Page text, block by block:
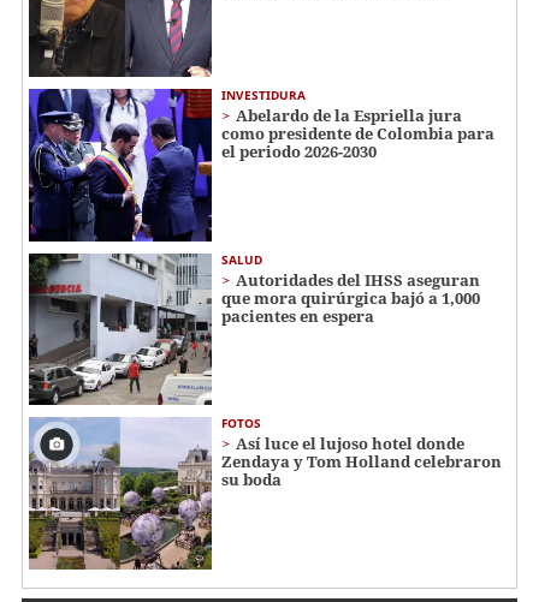
INVESTIDURA
Abelardo de la Espriella jura
como presidente de Colombia para
el periodo 2026-2030
SALUD
Autoridades del IHSS aseguran
que mora quirúrgica bajó a 1,000
pacientes en espera
FOTOS
Así luce el lujoso hotel donde
Zendaya y Tom Holland celebraron
su boda